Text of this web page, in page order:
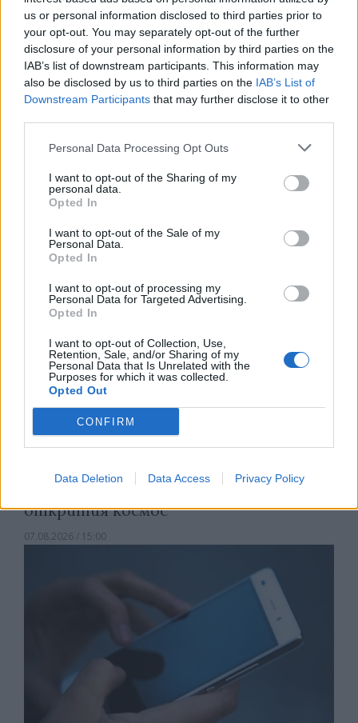
us or personal information disclosed to third parties prior to
your opt-out. You may separately opt-out of the further
disclosure of your personal information by third parties on the
IAB’s list of downstream participants. This information may
also be disclosed by us to third parties on the IAB’s List of
Downstream Participants that may further disclose it to other
Personal Data Processing Opt Outs
I want to opt-out of the Sharing of my
personal data.
Opted In
I want to opt-out of the Sale of my
Personal Data.
Opted In
I want to opt-out of processing my
Personal Data for Targeted Advertising.
Opted In
I want to opt-out of Collection, Use,
Retention, Sale, and/or Sharing of my
Personal Data that Is Unrelated with the
Purposes for which it was collected.
Opted Out
CONFIRM
Data Deletion Data Access Privacy Policy
Изкуствен интелект за първи път
07.08.2026 / 15:30
открития космос
07.08.2026 / 15:00